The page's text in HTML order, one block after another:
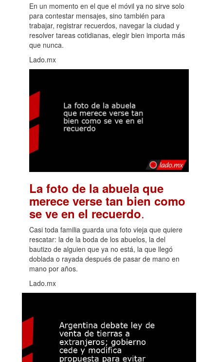
En un momento en el que el móvil ya no sirve solo
para contestar mensajes, sino también para
trabajar, registrar recuerdos, navegar la ciudad y
resolver tareas cotidianas, elegir bien importa más
que nunca.
Lado.mx
La foto de la abuela que
merece verse tan bien como
se ve en el recuerdo.
Casi toda familia guarda una foto vieja que quiere
rescatar: la de la boda de los abuelos, la del
bautizo de alguien que ya no está, la que llegó
doblada o rayada después de pasar de mano en
mano por años.
Lado.mx